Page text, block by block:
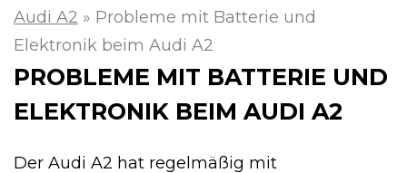
Audi A2 » Probleme mit Batterie und
Elektronik beim Audi A2
PROBLEME MIT BATTERIE UND
ELEKTRONIK BEIM AUDI A2
Der Audi A2 hat regelmäßig mit